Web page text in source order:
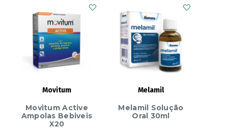
Movitum
Movitum Active
Ampolas Bebiveis
X20
Melamil
Melamil Solução
Oral 30ml